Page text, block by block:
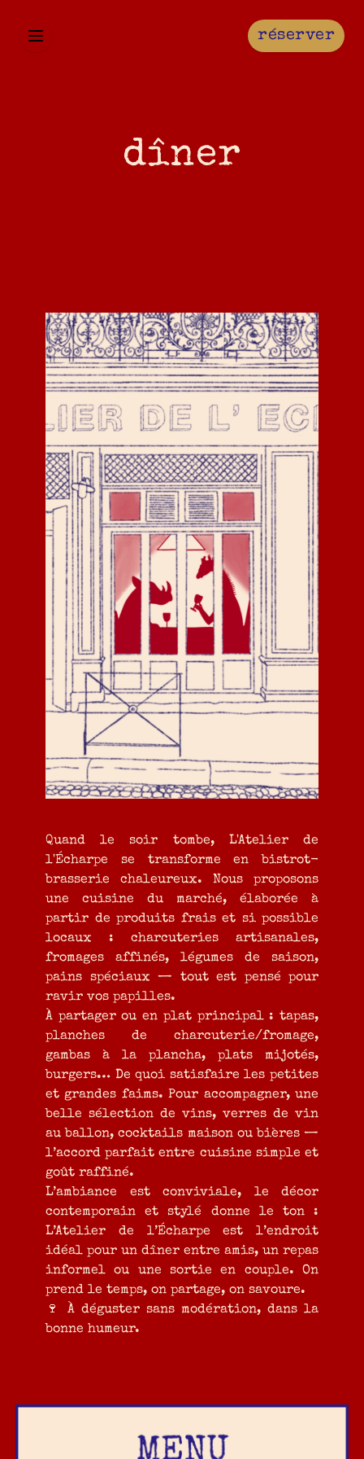
réserver
dîner
Quand le soir tombe, L'Atelier de
l'Écharpe se transforme en bistrot-
brasserie chaleureux. Nous proposons
une cuisine du marché, élaborée à
partir de produits frais et si possible
locaux : charcuteries artisanales,
fromages affinés, légumes de saison,
pains spéciaux — tout est pensé pour
ravir vos papilles.
À partager ou en plat principal : tapas,
planches de charcuterie/fromage,
gambas à la plancha, plats mijotés,
burgers… De quoi satisfaire les petites
et grandes faims. Pour accompagner, une
belle sélection de vins, verres de vin
au ballon, cocktails maison ou bières —
l’accord parfait entre cuisine simple et
goût raffiné.
L’ambiance est conviviale, le décor
contemporain et stylé donne le ton :
L’Atelier de l’Écharpe est l’endroit
idéal pour un dîner entre amis, un repas
informel ou une sortie en couple. On
prend le temps, on partage, on savoure.
🍷 À déguster sans modération, dans la
bonne humeur.